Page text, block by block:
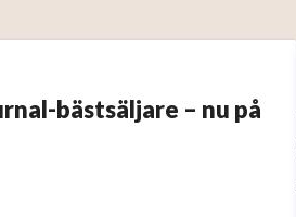
bästsäljare – nu på